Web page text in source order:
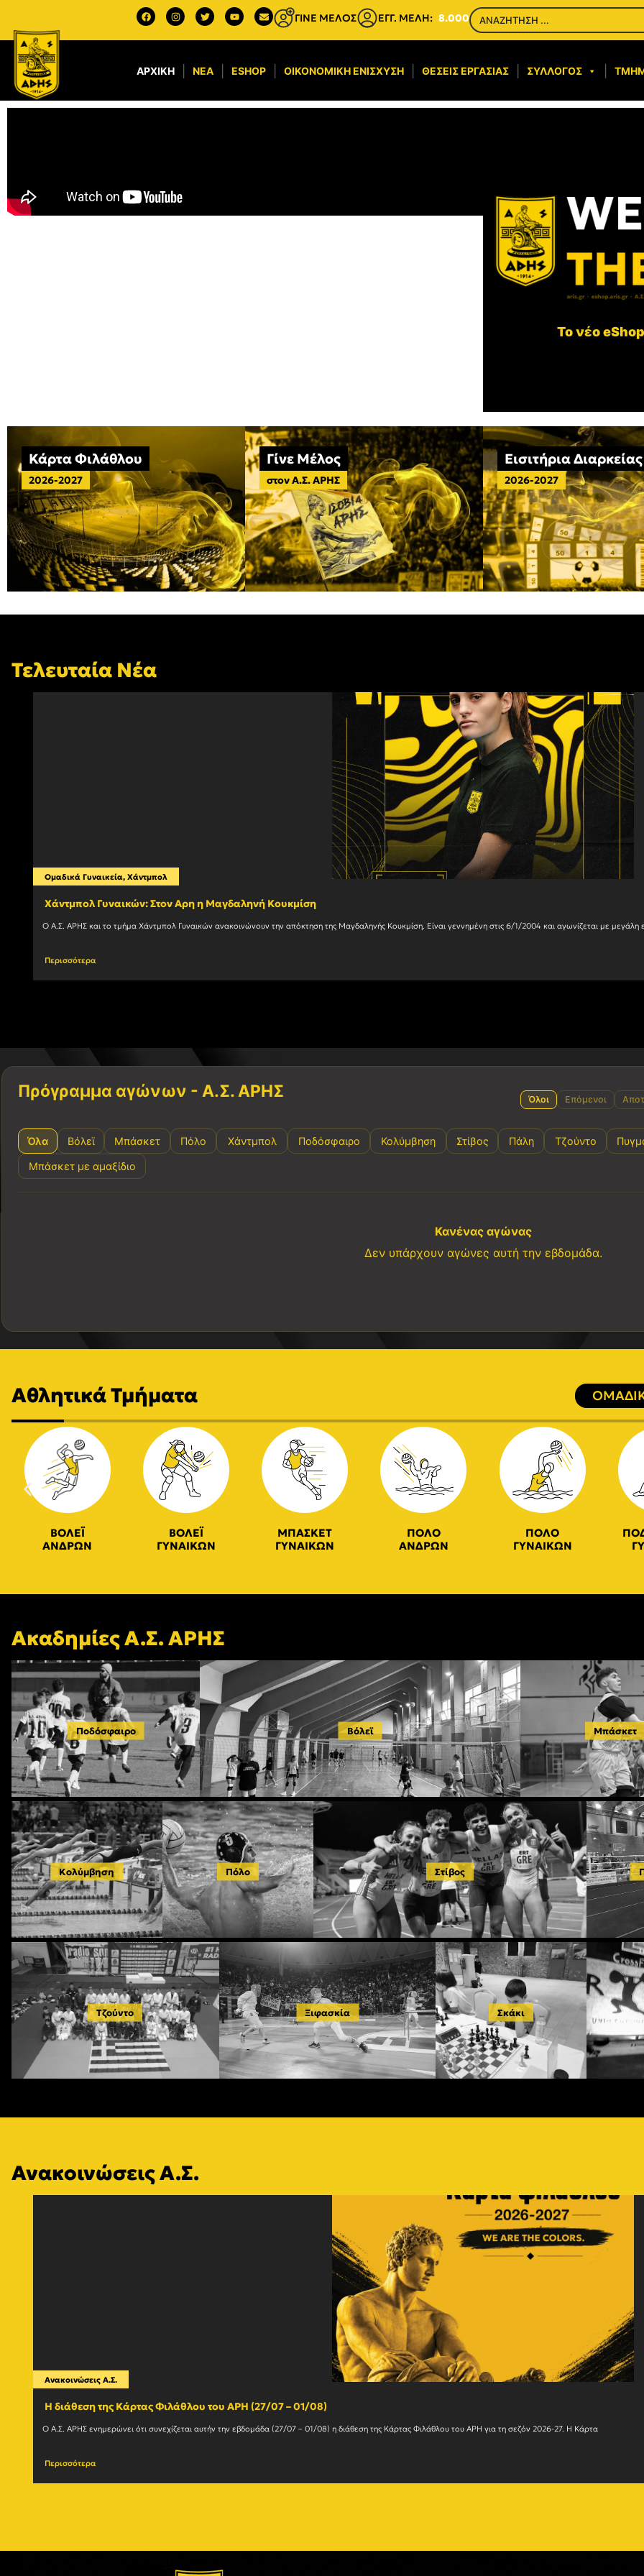
ΓΙΝΕ ΜΕΛΟΣ ΕΓΓ. ΜΕΛΗ: 8.000
ΑΡΧΙΚΉ ΝΈΑ ESHOP ΟΙΚΟΝΟΜΙΚΉ ΕΝΊΣΧΥΣΗ​ ΘΈΣΕΙΣ ΕΡΓΑΣΊΑΣ ΣΎΛΛΟΓΟΣ
Το νέο
Κάρτα Φιλάθλου
2026-2027
Γίνε Μέλος
στον Α.Σ. ΑΡΗΣ
Εισιτήρια Διαρκείας
2026-2027
Τελευταία Νέα
Ομαδικά Γυναικεία, Χάντμπολ
Χάντμπολ Γυναικών: Στον Αρη η Μαγδαληνή Κουκμίση
Περισσότερα
Πρόγραμμα αγώνων - Α.Σ. ΑΡΗΣ Όλοι Επόμενοι
Όλα Βόλεϊ Μπάσκετ Πόλο Χάντμπολ Ποδόσφαιρο Κολύμβηση Στίβος Πάλη Τζούντο
Μπάσκετ με αμαξίδιο
Κανένας αγώνας
Δεν υπάρχουν αγώνες αυτή την εβδομάδα.
Αθλητικά Τμήματα
ΒΟΛΕΪ
ΑΝΔΡΩΝ
ΒΟΛΕΪ
ΓΥΝΑΙΚΩΝ
ΜΠΑΣΚΕΤ
ΓΥΝΑΙΚΩΝ
ΠΟΛΟ
ΑΝΔΡΩΝ
ΠΟΛΟ
ΓΥΝΑΙΚΩΝ
Ακαδημίες Α.Σ. ΑΡΗΣ
Ποδόσφαιρο Βόλεϊ Μπάσκετ
Κολύμβηση Πόλο Στίβος
Τζούντο Ξιφασκία Σκάκι
Ανακοινώσεις Α.Σ.
Ανακοινώσεις Α.Σ.
Η διάθεση της Κάρτας Φιλάθλου του ΑΡΗ (27/07 – 01/08)
Περισσότερα